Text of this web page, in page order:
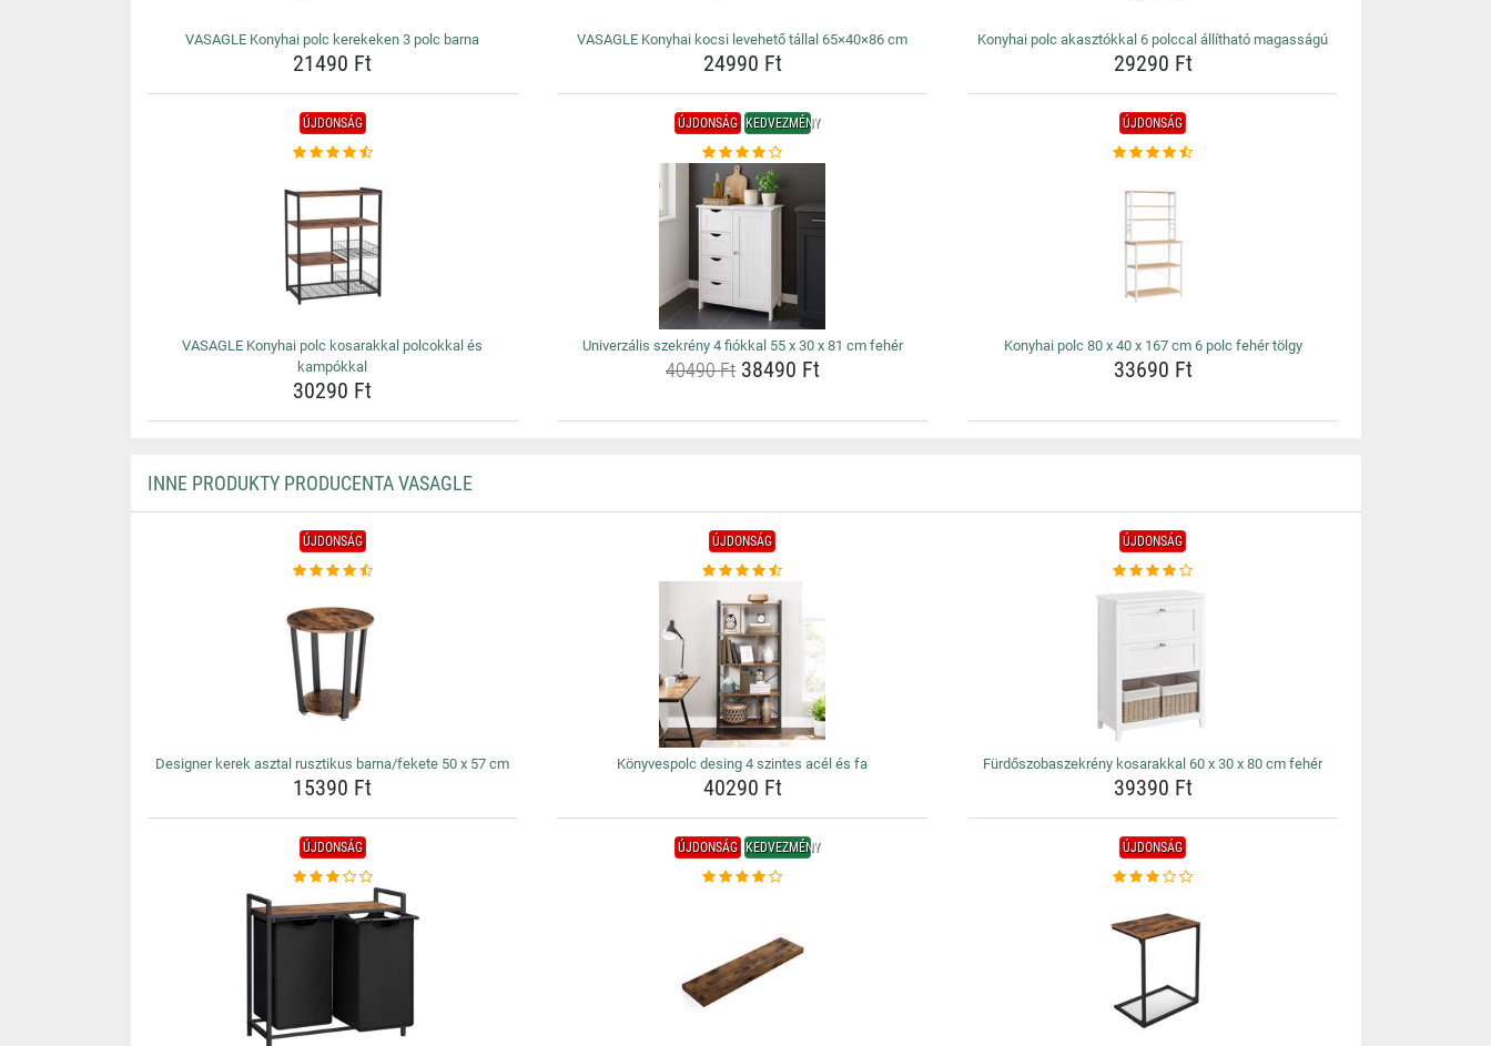
VASAGLE Konyhai polc kerekeken 3 polc barna
21490 Ft
VASAGLE Konyhai kocsi levehető tállal 65×40×86 cm
24990 Ft
Konyhai polc akasztókkal 6 polccal állítható magasságú
29290 Ft
ÚJDONSÁG
VASAGLE Konyhai polc kosarakkal polcokkal és
kampókkal
30290 Ft
ÚJDONSÁG KEDVEZMÉNY
Univerzális szekrény 4 fiókkal 55 x 30 x 81 cm fehér
40490 Ft38490 Ft
ÚJDONSÁG
Konyhai polc 80 x 40 x 167 cm 6 polc fehér tölgy
33690 Ft
INNE PRODUKTY PRODUCENTA VASAGLE
ÚJDONSÁG
Designer kerek asztal rusztikus barna/fekete 50 x 57 cm
15390 Ft
ÚJDONSÁG
Könyvespolc desing 4 szintes acél és fa
40290 Ft
ÚJDONSÁG
Fürdőszobaszekrény kosarakkal 60 x 30 x 80 cm fehér
39390 Ft
ÚJDONSÁG ÚJDONSÁG KEDVEZMÉNY ÚJDONSÁG